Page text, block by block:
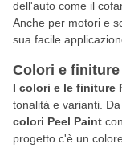
dell'auto come il
Anche per motori e
sua facile
Colori e finiture
I colori e le finiture
tonalità e varianti.
colori Peel Paint
progetto c'è un